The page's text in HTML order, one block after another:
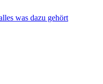
was dazu gehört